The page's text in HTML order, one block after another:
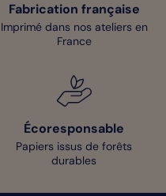
Fabrication française
Imprimé dans nos ateliers en
France
Écoresponsable
Papiers issus de forêts
durables